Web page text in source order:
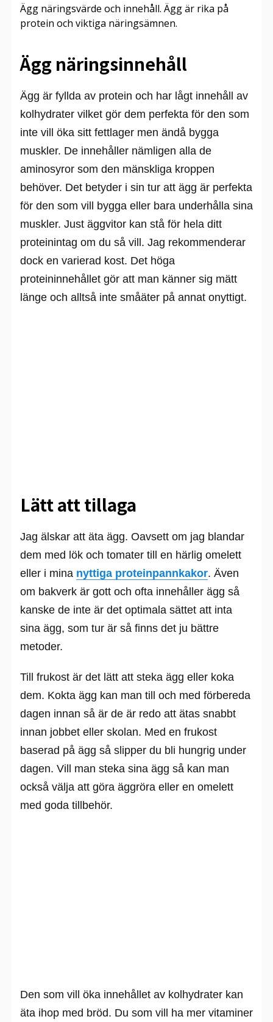
Ägg näringsvärde och innehåll. Ägg är rika på
protein och viktiga näringsämnen.
Ägg näringsinnehåll
Ägg är fyllda av protein och har lågt innehåll av
kolhydrater vilket gör dem perfekta för den som
inte vill öka sitt fettlager men ändå bygga
muskler. De innehåller nämligen alla de
aminosyror som den mänskliga kroppen
behöver. Det betyder i sin tur att ägg är perfekta
för den som vill bygga eller bara underhålla sina
muskler. Just äggvitor kan stå för hela ditt
proteinintag om du så vill. Jag rekommenderar
dock en varierad kost. Det höga
proteininnehållet gör att man känner sig mätt
länge och alltså inte småäter på annat onyttigt.
Lätt att tillaga
Jag älskar att äta ägg. Oavsett om jag blandar
dem med lök och tomater till en härlig omelett
eller i mina nyttiga proteinpannkakor. Även
om bakverk är gott och ofta innehåller ägg så
kanske de inte är det optimala sättet att inta
sina ägg, som tur är så finns det ju bättre
metoder.
Till frukost är det lätt att steka ägg eller koka
dem. Kokta ägg kan man till och med förbereda
dagen innan så är de är redo att ätas snabbt
innan jobbet eller skolan. Med en frukost
baserad på ägg så slipper du bli hungrig under
dagen. Vill man steka sina ägg så kan man
också välja att göra äggröra eller en omelett
med goda tillbehör.
Den som vill öka innehållet av kolhydrater kan
äta ihop med bröd. Du som vill ha mer vitaminer